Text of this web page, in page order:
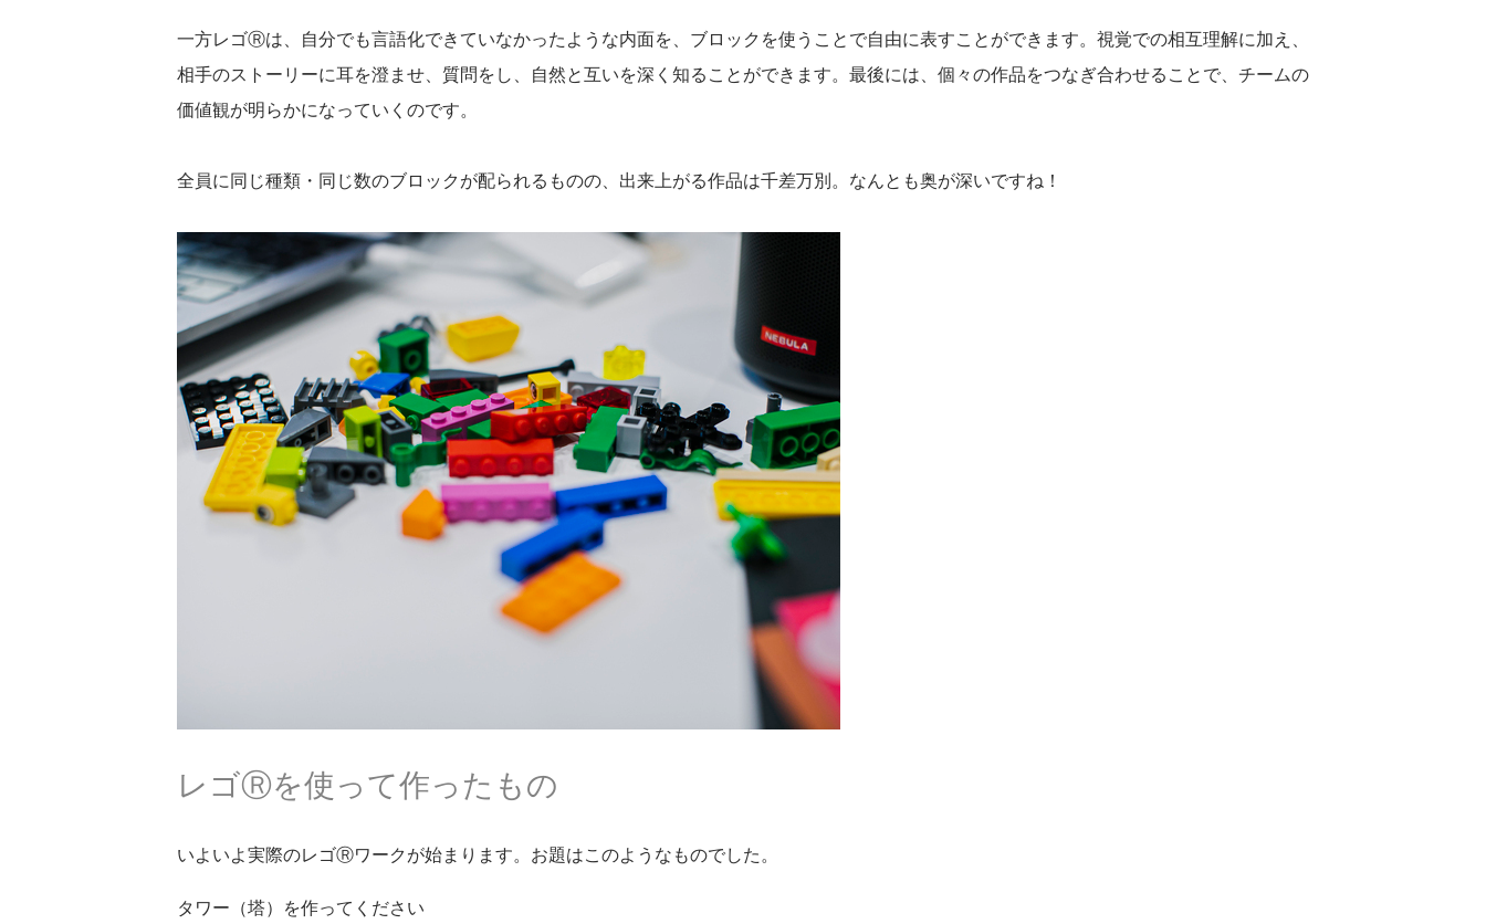
一方レゴⓇは、自分でも言語化できていなかったような内面を、ブロックを使うことで自由に表すことができます。視覚での相互理解に加え、
相手のストーリーに耳を澄ませ、質問をし、自然と互いを深く知ることができます。最後には、個々の作品をつなぎ合わせることで、チームの
価値観が明らかになっていくのです。
全員に同じ種類・同じ数のブロックが配られるものの、出来上がる作品は千差万別。なんとも奥が深いですね！
レゴⓇを使って作ったもの
いよいよ実際のレゴⓇワークが始まります。お題はこのようなものでした。
タワー（塔）を作ってください